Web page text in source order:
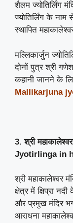
शैलम ज्योतिर्लिंग
ज्योतिर्लिंग के नाम
स्थापित
मल्लिकार्जुन
दोनों पुत्र श्री
कहानी जानने के
Mallikarjuna
3. श्री महाकालेश्वर
Jyotirlinga in
श्री महाकालेश्वर
क्षेत्र में क्षिप्रा
और प्रमुख मंदिर
आराधना